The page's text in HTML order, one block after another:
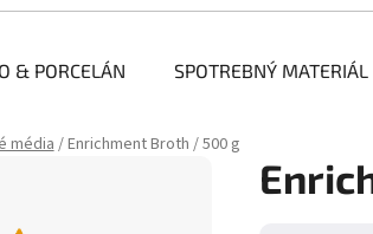
& PORCELÁN SPOTREBNÝ MATERIÁL
média /Enrichment Broth / 500 g